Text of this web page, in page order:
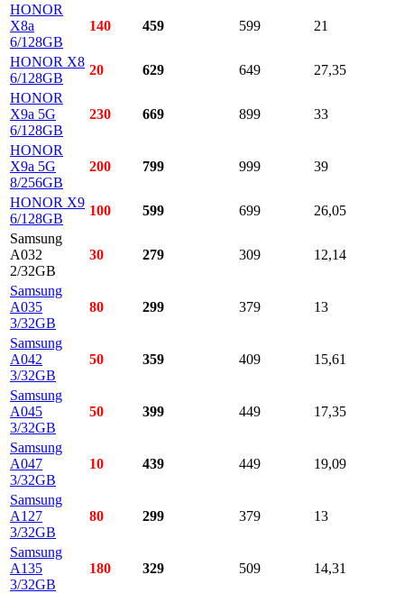
HONOR
X8a
6/128GB
140 459 599 21
HONOR X8
6/128GB
20 629 649
27,35
HONOR
X9a 5G
6/128GB
230 669 899 33
HONOR
X9a 5G
8/256GB
200 799 999 39
HONOR X9
6/128GB
100 599 699
26,05
Samsung
A032
2/32GB
30 279 309 12,14
Samsung
A035
3/32GB
80 299 379 13
Samsung
A042
3/32GB
50 359 409 15,61
Samsung
A045
3/32GB
50 399 449 17,35
Samsung
A047
3/32GB
10 439 449 19,09
Samsung
A127
3/32GB
80 299 379 13
Samsung
A135
3/32GB
180 329 509 14,31